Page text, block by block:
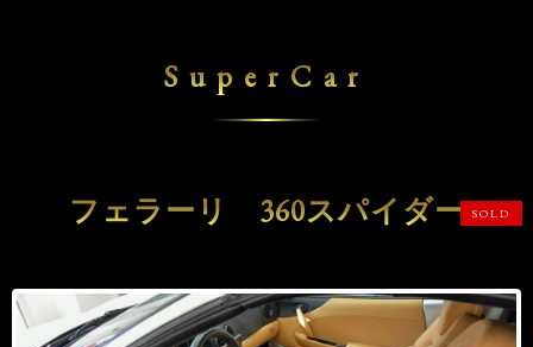
SuperCar
フェラーリ 360スパイダー SOLD